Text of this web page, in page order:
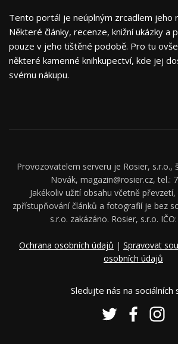
Tento portál je neúplným zrcadlem jeho
Některé články, recenze, knižní ukázky a
pouze v jeho tištěné podobě. Pro tu
některé kamenné knihkupectví, kde jej
svému nákupu.
Provozovatelem serveru je Rosier, s.r.o.,
Novák, magazin@rosier.cz, tel.:
Jakékoliv užití obsahu včetně
zpřístupňování článků a fotografií je bez
s.r.o. zakázáno. Rosier, s.r.o.
Ochrana osobních údajů | Spravovat
osobních údajů
Sledujte nás na sociálních